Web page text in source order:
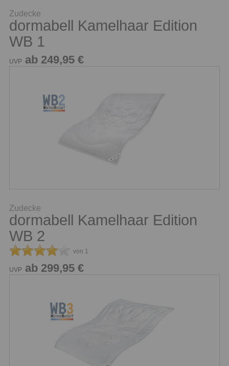
Zudecke
dormabell Kamelhaar Edition
WB 1
UVP ab 249,95 €
Zudecke
dormabell Kamelhaar Edition
WB 2
von 1
UVP ab 299,95 €